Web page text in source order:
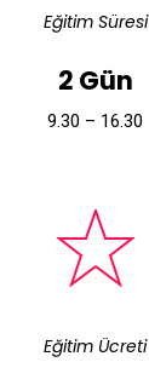
Eğitim Süresi
2 Gün
9.30 – 16.30
Eğitim Ücreti